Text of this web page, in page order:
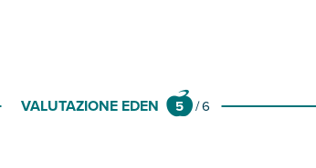
VALUTAZIONE EDEN 5 /6